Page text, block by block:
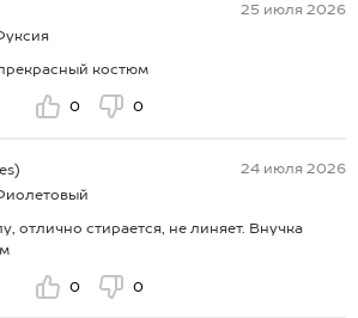
25 июля 2026
костюм
0 0
24 июля 2026
отлично стирается, не линяет. Внучка
0 0